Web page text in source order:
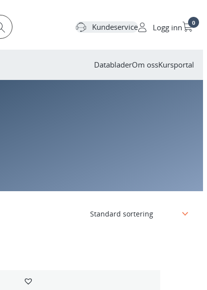
Kundeservice Logg inn 0
DatabladerOm ossKursportal